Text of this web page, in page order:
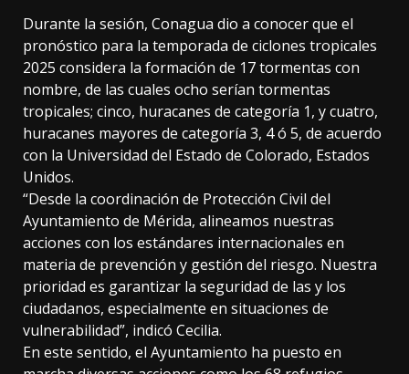
Durante la sesión, Conagua dio a conocer que el
pronóstico para la temporada de ciclones tropicales
2025 considera la formación de 17 tormentas con
nombre, de las cuales ocho serían tormentas
tropicales; cinco, huracanes de categoría 1, y cuatro,
huracanes mayores de categoría 3, 4 ó 5, de acuerdo
con la Universidad del Estado de Colorado, Estados
Unidos.
“Desde la coordinación de Protección Civil del
Ayuntamiento de Mérida, alineamos nuestras
acciones con los estándares internacionales en
materia de prevención y gestión del riesgo. Nuestra
prioridad es garantizar la seguridad de las y los
ciudadanos, especialmente en situaciones de
vulnerabilidad”, indicó Cecilia.
En este sentido, el Ayuntamiento ha puesto en